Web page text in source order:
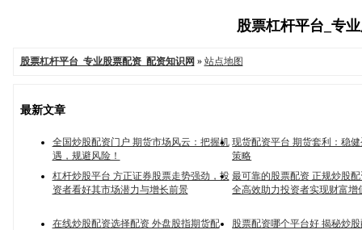
股票杠杆平台_专
股票杠杆平台_专业股票配资_配资知识网 » 站点地图
最新文章
全国炒股配资门户 期货市场风云：把握机
遇，规避风险！
现货配资平台 期货套利：稳
策略
杠杆炒股平台 方正证券股票走势强劲，投
资者看好其市场潜力与增长前景
最可靠的股票配资 正规炒股
全高效助力投资者实现财富增
在线炒股配资选择配资 外盘股指期货配
股票配资哪个平台好 揭秘炒